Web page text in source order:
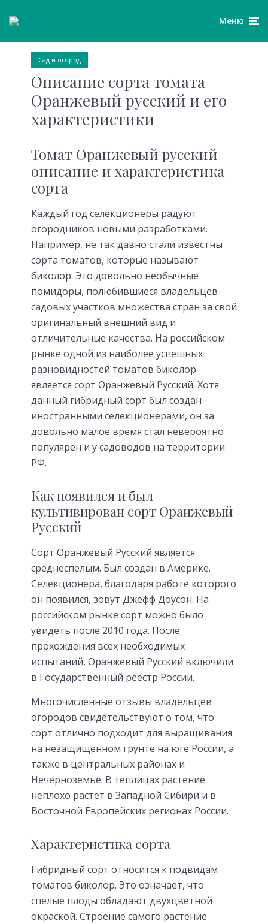
Меню
Сад и огород
Описание сорта томата
Оранжевый русский и его
характеристики
Томат Оранжевый русский —
описание и характеристика
сорта
Каждый год селекционеры радуют
огородников новыми разработками.
Например, не так давно стали известны
сорта томатов, которые называют
биколор. Это довольно необычные
помидоры, полюбившиеся владельцев
садовых участков множества стран за свой
оригинальный внешний вид и
отличительные качества. На российском
рынке одной из наиболее успешных
разновидностей томатов биколор
является сорт Оранжевый Русский. Хотя
данный гибридный сорт был создан
иностранными селекционерами, он за
довольно малое время стал невероятно
популярен и у садоводов на территории
РФ.
Как появился и был
культивирован сорт Оранжевый
Русский
Сорт Оранжевый Русский является
среднеспелым. Был создан в Америке.
Селекционера, благодаря работе которого
он появился, зовут Джефф Доусон. На
российском рынке сорт можно было
увидеть после 2010 года. После
прохождения всех необходимых
испытаний, Оранжевый Русский включили
в Государственный реестр России.
Многочисленные отзывы владельцев
огородов свидетельствуют о том, что
сорт отлично подходит для выращивания
на незащищенном грунте на юге России, а
также в центральных районах и
Нечерноземье. В теплицах растение
неплохо растет в Западной Сибири и в
Восточной Европейских регионах России.
Характеристика сорта
Гибридный сорт относится к подвидам
томатов биколор. Это означает, что
спелые плоды обладают двухцветной
окраской. Строение самого растение